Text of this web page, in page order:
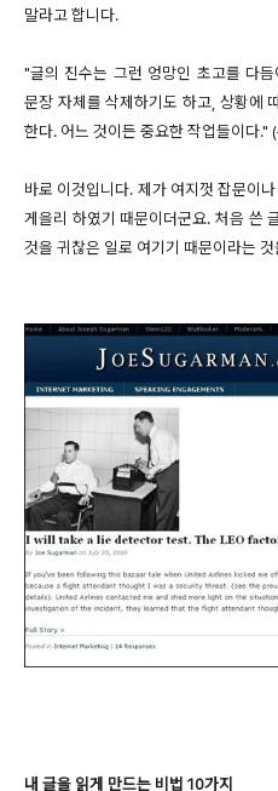
말라고 합니다.
"글의 진수는 그런 엉망인 초고를 다
문장 자체를 삭제하기도 하고, 상황에
한다. 어느 것이든 중요한 작업들이다."
바로 이것입니다. 제가 여지껏 잡문이
게을리 하였기 때문이더군요. 처음 쓴
것을 귀찮은 일로 여기기 때문이라는
내 글을 읽게 만드는 비법 10가지